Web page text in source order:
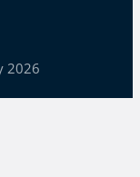
2026